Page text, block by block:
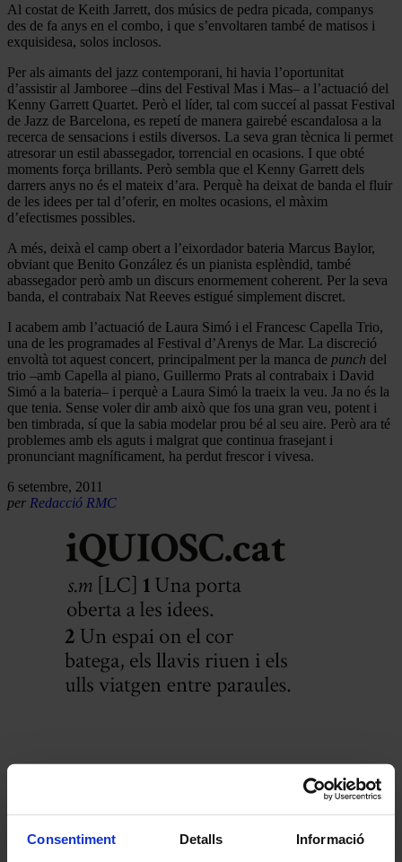
Consentiment Detalls Informació
Al costat de Keith Jarrett, dos músics de pedra picada, companys
des de fa anys en el combo, i que s’envoltaren també de matisos i
exquisidesa, solos inclosos.
Per als aimants del jazz contemporani, hi havia l’oportunitat
d’assistir al Jamboree –dins del Festival Mas i Mas– a l’actuació del
Kenny Garrett Quartet. Però el líder, tal com succeí al passat Festival
de Jazz de Barcelona, es repetí de manera gairebé escandalosa a la
recerca de sensacions i estils diversos. La seva gran tècnica li permet
atresorar un estil abassegador, torrencial en ocasions. I que obté
moments força brillants. Però sembla que el Kenny Garrett dels
darrers anys no és el mateix d’ara. Perquè ha deixat de banda el fluir
de les idees per tal d’oferir, en moltes ocasions, el màxim
d’efectismes possibles.
A més, deixà el camp obert a l’eixordador bateria Marcus Baylor,
obviant que Benito González és un pianista esplèndid, també
abassegador però amb un discurs enormement coherent. Per la seva
banda, el contrabaix Nat Reeves estigué simplement discret.
I acabem amb l’actuació de Laura Simó i el Francesc Capella Trio,
una de les programades al Festival d’Arenys de Mar. La discreció
envoltà tot aquest concert, principalment per la manca de punch del
trio –amb Capella al piano, Guillermo Prats al contrabaix i David
Simó a la bateria– i perquè a Laura Simó la traeix la veu. Ja no és la
que tenia. Sense voler dir amb això que fos una gran veu, potent i
ben timbrada, sí que la sabia modelar prou bé al seu aire. Però ara té
problemes amb els aguts i malgrat que continua frasejant i
pronunciant magníficament, ha perdut frescor i vivesa.
6 setembre, 2011
per Redacció RMC